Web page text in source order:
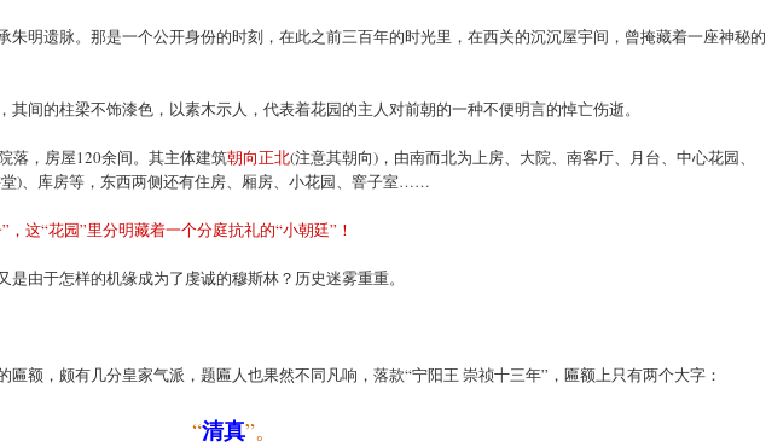
朱明遗脉。那是一个公开身份的时刻，在此之前三百年的时光里，在西关的沉沉屋宇间，曾掩藏着一座神秘的
间的柱梁不饰漆色，以素木示人，代表着花园的主人对前朝的一种不便明言的悼亡伤逝。
落，房屋120余间。其主体建筑朝向正北(注意其朝向)，由南而北为上房、大院、南客厅、月台、中心花园、
)、库房等，东西两侧还有住房、厢房、小花园、窨子室……
这“花园”里分明藏着一个分庭抗礼的“小朝廷”！
由于怎样的机缘成为了虔诚的穆斯林？历史迷雾重重。
额，颇有几分皇家气派，题匾人也果然不同凡响，落款“宁阳王 崇祯十三年”，匾额上只有两个大字：
“清真”。